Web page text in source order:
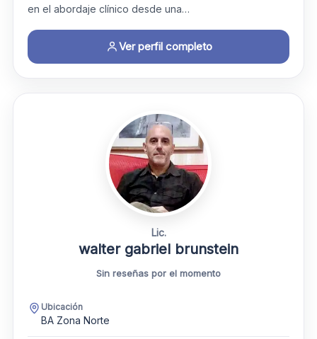
en el abordaje clínico desde una…
Ver perfil completo
Lic.
walter gabriel brunstein
Sin reseñas por el momento
Ubicación
BA Zona Norte